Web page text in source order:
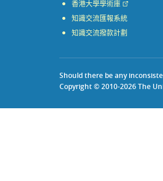
香港大學學術庫
知識交流匯報系統
知識交流撥款計劃
Should there be any
Copyright © 2010-2026 The